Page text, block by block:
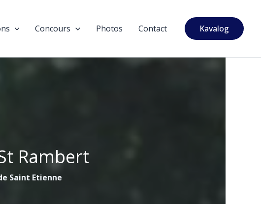
Concours Photos Contact Kavalog
Rambert
Saint Etienne